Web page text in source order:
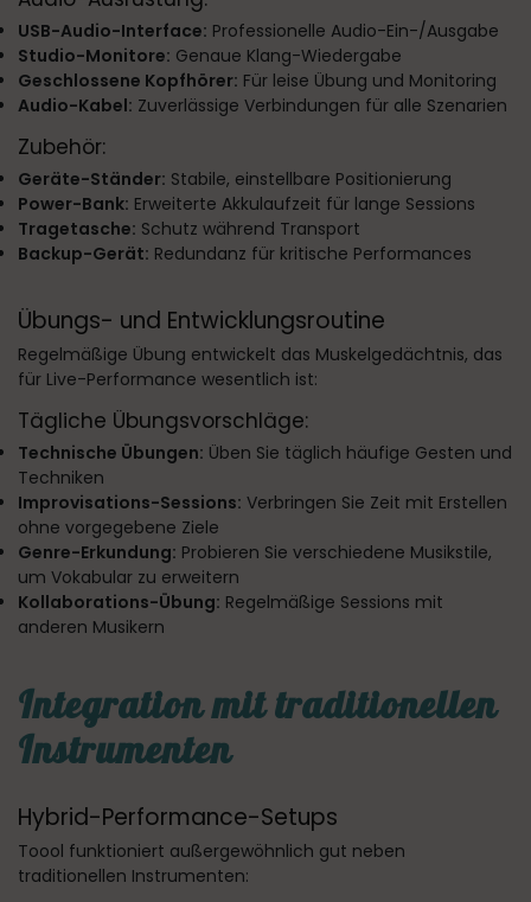
USB-Audio-Interface: Professionelle Audio-Ein-/Ausgabe
Studio-Monitore: Genaue Klang-Wiedergabe
Geschlossene Kopfhörer: Für leise Übung und Monitoring
Audio-Kabel: Zuverlässige Verbindungen für alle Szenarien
Zubehör:
Geräte-Ständer: Stabile, einstellbare Positionierung
Power-Bank: Erweiterte Akkulaufzeit für lange Sessions
Tragetasche: Schutz während Transport
Backup-Gerät: Redundanz für kritische Performances
Übungs- und Entwicklungsroutine
Regelmäßige Übung entwickelt das Muskelgedächtnis, das
für Live-Performance wesentlich ist:
Tägliche Übungsvorschläge:
Technische Übungen: Üben Sie täglich häufige Gesten und
Techniken
Improvisations-Sessions: Verbringen Sie Zeit mit Erstellen
ohne vorgegebene Ziele
Genre-Erkundung: Probieren Sie verschiedene Musikstile,
um Vokabular zu erweitern
Kollaborations-Übung: Regelmäßige Sessions mit
anderen Musikern
Integration mit traditionellen
Instrumenten
Hybrid-Performance-Setups
Toool funktioniert außergewöhnlich gut neben
traditionellen Instrumenten: